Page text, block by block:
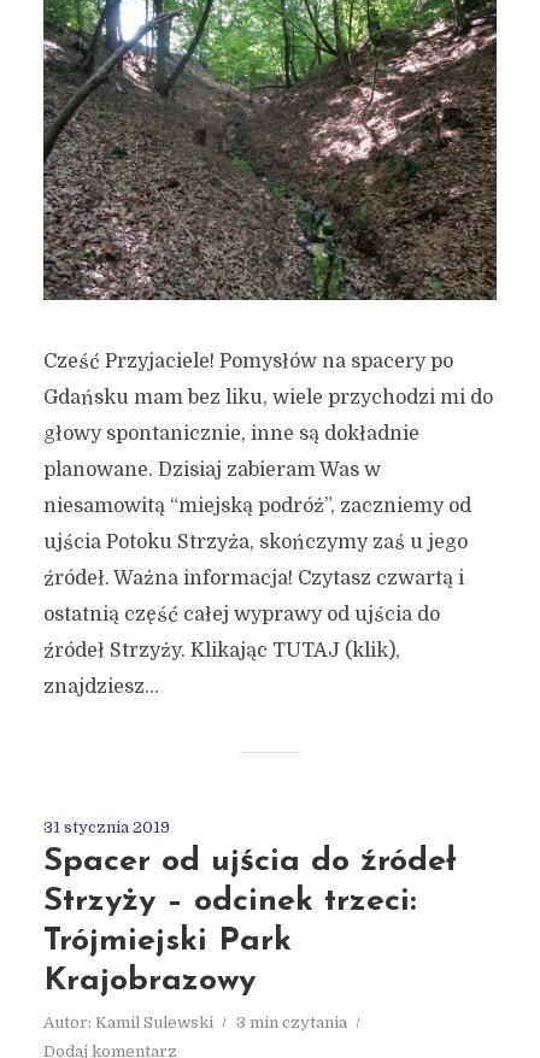
Cześć Przyjaciele! Pomysłów na spacery po
Gdańsku mam bez liku, wiele przychodzi mi do
głowy spontanicznie, inne są dokładnie
planowane. Dzisiaj zabieram Was w
niesamowitą “miejską podróż”, zaczniemy od
ujścia Potoku Strzyża, skończymy zaś u jego
źródeł. Ważna informacja! Czytasz czwartą i
ostatnią część całej wyprawy od ujścia do
źródeł Strzyży. Klikając TUTAJ (klik),
znajdziesz...
31 stycznia 2019
Spacer od ujścia do źródeł
Strzyży – odcinek trzeci:
Trójmiejski Park
Krajobrazowy
Autor: Kamil Sulewski
3 min czytania
Dodaj komentarz